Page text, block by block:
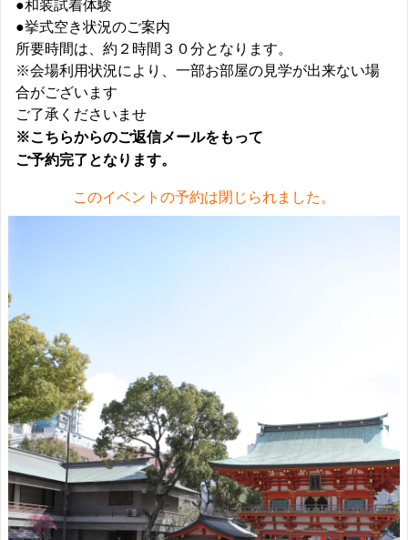
●和装試着体験
●挙式空き状況のご案内
所要時間は、約２時間３０分となります。
※会場利用状況により、一部お部屋の見学が出来ない場
合がございます
ご了承くださいませ
※こちらからのご返信メールをもって
ご予約完了となります。
このイベントの予約は閉じられました。